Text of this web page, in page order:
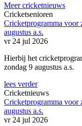
Meer cricketnieuws
Cricketsenioren
Cricketprogramma voor
augustus a.s.
vr 24 jul 2026
Hierbij het
zondag 9 augustus a.s.
lees verder
Cricketnieuws
Cricketprogramma voor
augustus a.s.
vr 24 jul 2026